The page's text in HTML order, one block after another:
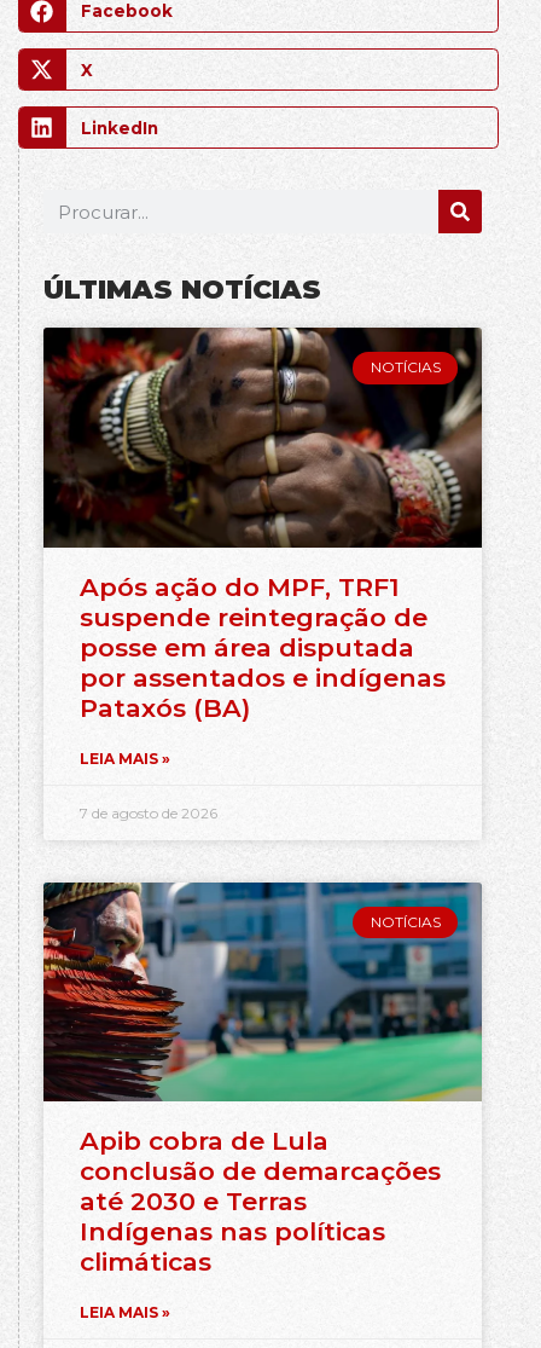
Facebook
X
LinkedIn
ÚLTIMAS NOTÍCIAS
NOTÍCIAS
Após ação do MPF, TRF1
suspende reintegração de
posse em área disputada
por assentados e indígenas
Pataxós (BA)
LEIA MAIS »
7 de agosto de 2026
NOTÍCIAS
Apib cobra de Lula
conclusão de demarcações
até 2030 e Terras
Indígenas nas políticas
climáticas
LEIA MAIS »